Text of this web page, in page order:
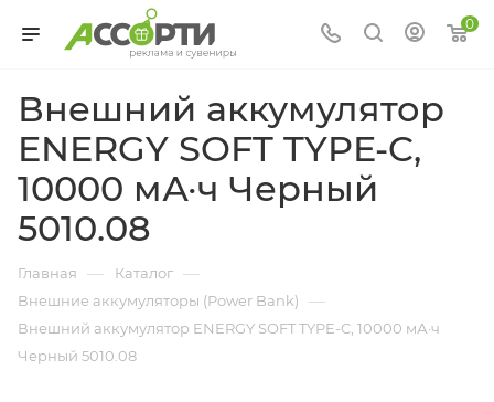
0
Внешний аккумулятор
ENERGY SOFT TYPE-C,
10000 мА·ч Черный
5010.08
Главная — Каталог —
Внешние аккумуляторы (Power Bank) —
Внешний аккумулятор ENERGY SOFT TYPE-C, 10000 мА·ч
Черный 5010.08